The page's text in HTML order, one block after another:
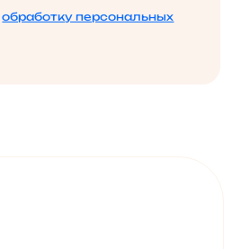
обработку персональных